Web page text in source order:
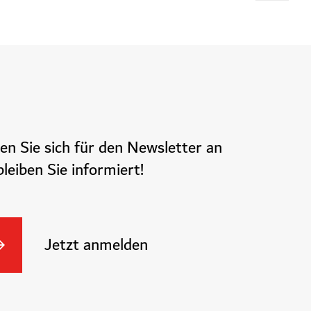
Sie sich für den Newsletter an
Sie informiert!
Jetzt anmelden